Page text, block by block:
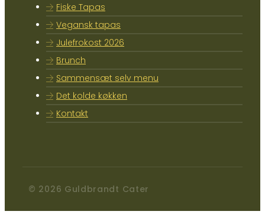
Fiske Tapas
Vegansk tapas
Julefrokost 2026
Brunch
Sammensæt selv menu
Det kolde køkken
Kontakt
© 2026 Guldbrandt Cater